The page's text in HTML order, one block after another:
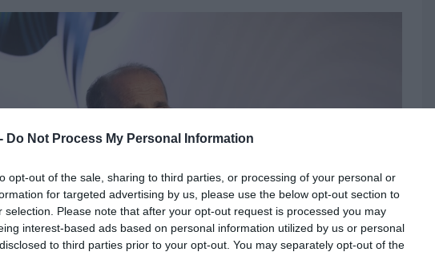
Do Not Process My Personal Information
opt-out of the sale, sharing to third parties, or processing of your personal or
for targeted advertising by us, please use the below opt-out section to
selection. Please note that after your opt-out request is processed you may
interest-based ads based on personal information utilized by us or personal
to third parties prior to your opt-out. You may separately opt-out of the